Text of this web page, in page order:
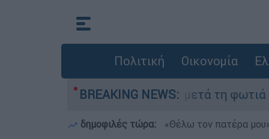
Πολιτική Οικονομία
BREAKING NEWS:
Πόρτο Γερμανό μετά τη φωτιά - Αγώνας για
δημοφιλές τώρα: «Θέλω τον πατέρα